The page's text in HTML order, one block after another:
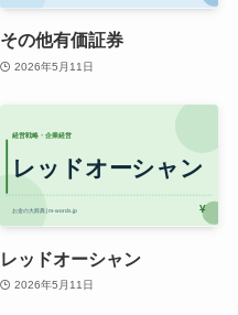
その他有価証券
2026年5月11日
レッドオーシャン
2026年5月11日